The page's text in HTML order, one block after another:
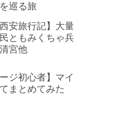
巡る旅
西安旅行記】大量
ともみくちゃ兵
宮他
ジ初心者】マイ
まとめてみた